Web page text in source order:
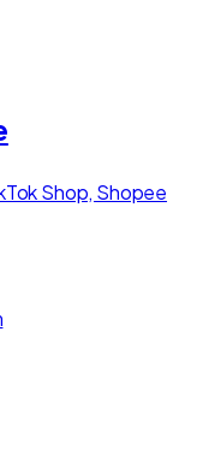
Shop, Shopee